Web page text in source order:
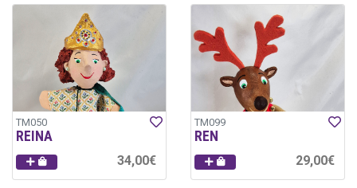
TM050
REINA
34,00€
TM099
REN
29,00€